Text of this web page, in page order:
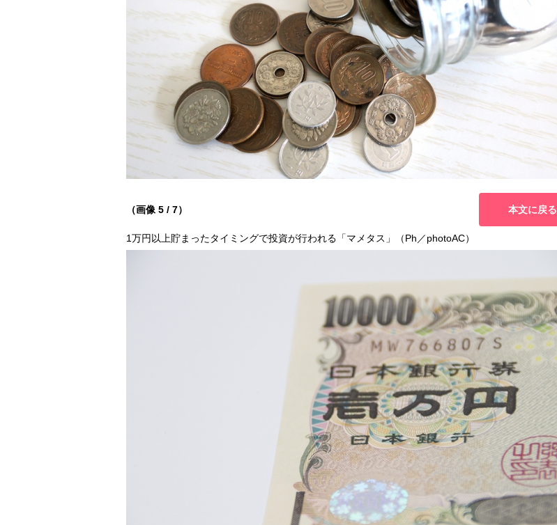
（画像 5 / 7） 本文に戻る
1万円以上貯まったタイミングで投資が行われる「マメタス」（Ph／photoAC）